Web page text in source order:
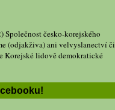
Společnost česko-korejského
(odjakživa) ani velvyslanectví či
Korejské lidově demokratické